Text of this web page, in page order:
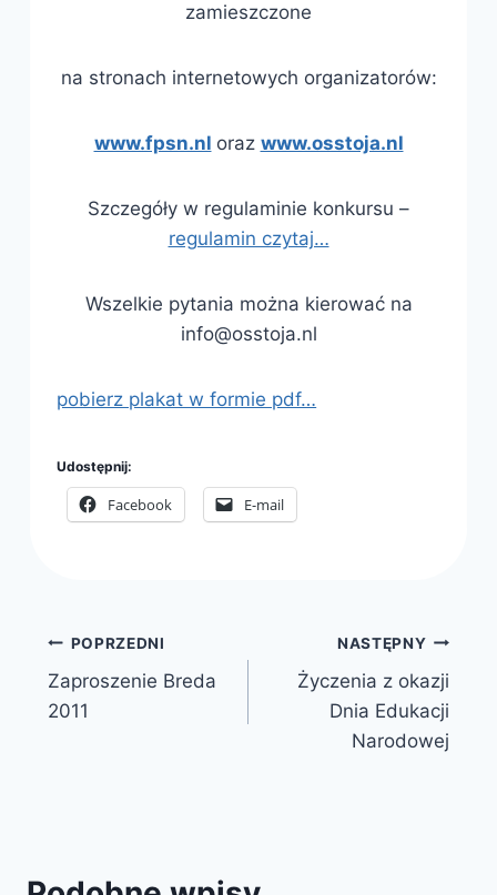
zamieszczone
na stronach internetowych organizatorów:
www.fpsn.nl oraz www.osstoja.nl
Szczegóły w regulaminie konkursu –
regulamin czytaj…
Wszelkie pytania można kierować na
info@osstoja.nl
pobierz plakat w formie pdf…
Udostępnij:
Facebook E-mail
Nawigacja
wpisu
POPRZEDNI
Zaproszenie Breda
2011
NASTĘPNY
Życzenia z okazji
Dnia Edukacji
Narodowej